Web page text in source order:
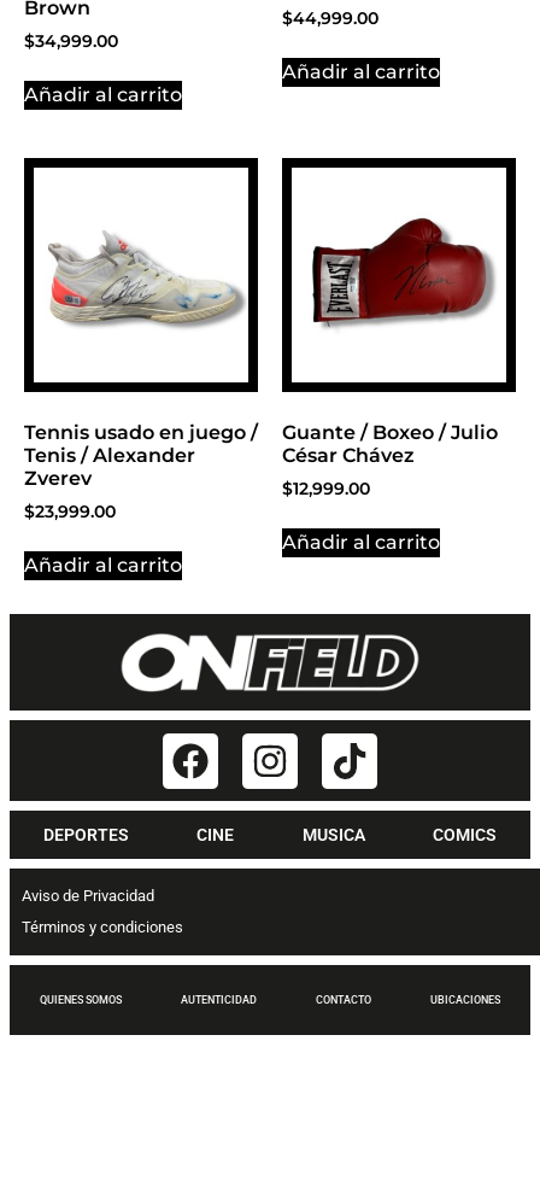
Brown
$34,999.00
Añadir al carrito
$44,999.00
Añadir al carrito
Tennis usado en juego /
Tenis / Alexander
Zverev
$23,999.00
Añadir al carrito
Guante / Boxeo / Julio
César Chávez
$12,999.00
Añadir al carrito
DEPORTES CINE MUSICA COMICS
Aviso de Privacidad
Términos y condiciones
QUIENES SOMOS AUTENTICIDAD CONTACTO UBICACIONES